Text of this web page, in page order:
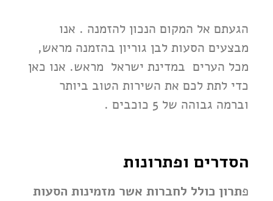
הגעתם אל המקום הנכון להזמנה . אנו
מבצעים הסעות לבן גוריון בהזמנה מראש,
מכל הערים במדינת ישראל מראש. אנו כאן
כדי לתת לכם את השירות הטוב ביותר
וברמה גבוהה של 5 כוכבים .
הסדרים ופתרונות
פתרון כולל לחברות אשר מזמינות הסעות